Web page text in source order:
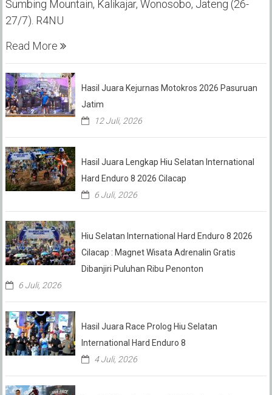
Sumbing Mountain, Kalikajar, Wonosobo, Jateng (26-
27/7). R4NU
Read More
Hasil Juara Kejurnas Motokros 2026 Pasuruan
Jatim
12 Juli, 2026
Hasil Juara Lengkap Hiu Selatan International
Hard Enduro 8 2026 Cilacap
6 Juli, 2026
Hiu Selatan International Hard Enduro 8 2026
Cilacap : Magnet Wisata Adrenalin Gratis
Dibanjiri Puluhan Ribu Penonton
6 Juli, 2026
Hasil Juara Race Prolog Hiu Selatan
International Hard Enduro 8
4 Juli, 2026